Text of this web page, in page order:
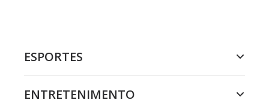
ESPORTES
ENTRETENIMENTO